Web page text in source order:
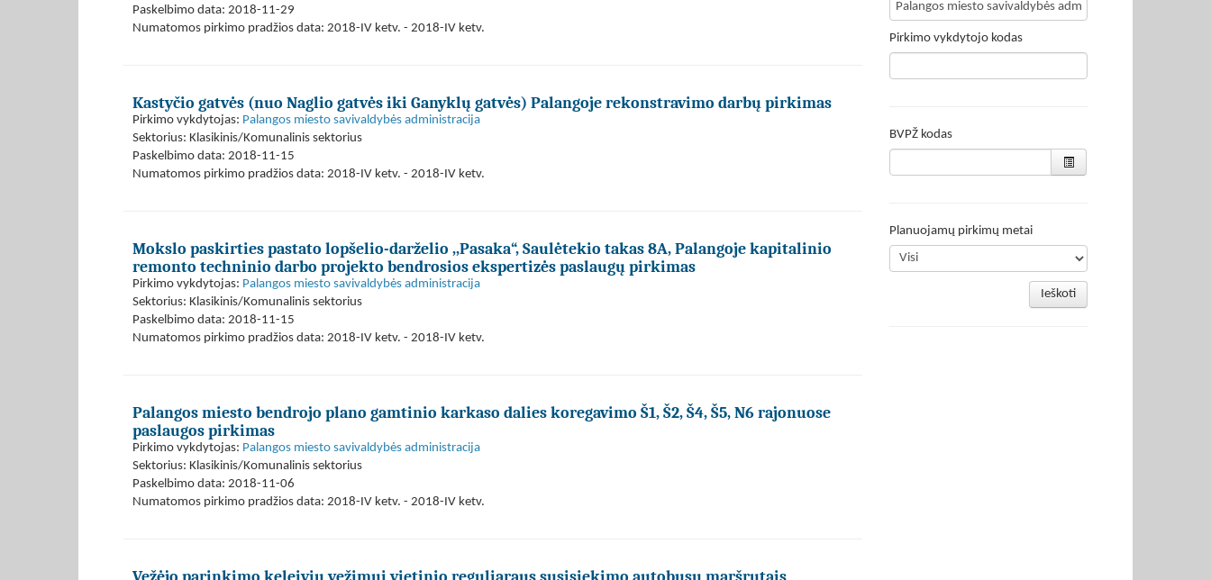
Paskelbimo data: 2018-11-29
Numatomos pirkimo pradžios data: 2018-IV ketv. - 2018-IV ketv.
Kastyčio gatvės (nuo Naglio gatvės iki Ganyklų gatvės) Palangoje rekonstravimo darbų pirkimas
Pirkimo vykdytojas: Palangos miesto savivaldybės administracija
Sektorius: Klasikinis/Komunalinis sektorius
Paskelbimo data: 2018-11-15
Numatomos pirkimo pradžios data: 2018-IV ketv. - 2018-IV ketv.
Mokslo paskirties pastato lopšelio-darželio ,,Pasaka“, Saulėtekio takas 8A, Palangoje kapitalinio
remonto techninio darbo projekto bendrosios ekspertizės paslaugų pirkimas
Pirkimo vykdytojas: Palangos miesto savivaldybės administracija
Sektorius: Klasikinis/Komunalinis sektorius
Paskelbimo data: 2018-11-15
Numatomos pirkimo pradžios data: 2018-IV ketv. - 2018-IV ketv.
Palangos miesto bendrojo plano gamtinio karkaso dalies koregavimo Š1, Š2, Š4, Š5, N6 rajonuose
paslaugos pirkimas
Pirkimo vykdytojas: Palangos miesto savivaldybės administracija
Sektorius: Klasikinis/Komunalinis sektorius
Paskelbimo data: 2018-11-06
Numatomos pirkimo pradžios data: 2018-IV ketv. - 2018-IV ketv.
Vežėjo parinkimo keleivių vežimui vietinio reguliaraus susisiekimo autobusų maršrutais
Pirkimo vykdytojo kodas
BVPŽ kodas
Planuojamų pirkimų metai
Ieškoti